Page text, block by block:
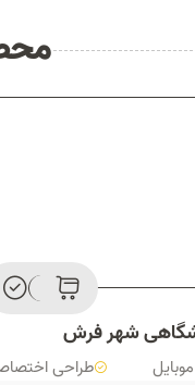
شهر فرش
طراحی